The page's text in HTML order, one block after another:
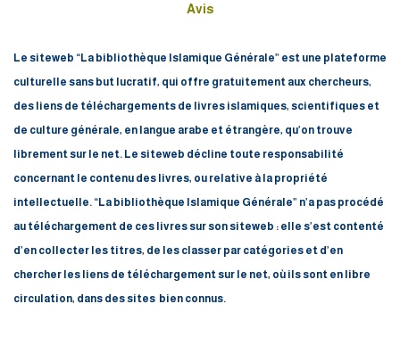
Avis
Le siteweb “La bibliothèque Islamique Générale” est une plateforme
culturelle sans but lucratif, qui offre gratuitement aux chercheurs,
des liens de téléchargements de livres islamiques, scientifiques et
de culture générale, en langue arabe et étrangère, qu’on trouve
librement sur le net. Le siteweb décline toute responsabilité
concernant le contenu des livres, ou relative à la propriété
intellectuelle. “La bibliothèque Islamique Générale” n’a pas procédé
au téléchargement de ces livres sur son siteweb : elle s’est contenté
d’en collecter les titres, de les classer par catégories et d’en
chercher les liens de téléchargement sur le net, où ils sont en libre
circulation, dans des sites bien connus.